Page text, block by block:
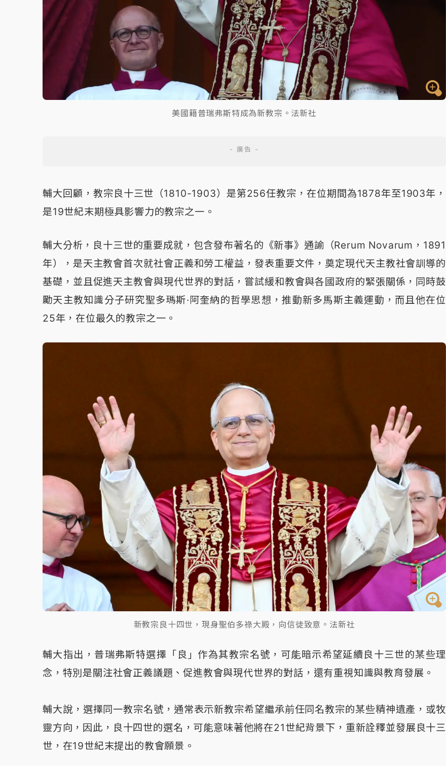
美國籍普瑞弗斯特成為新教宗。法新社
輔大回顧，教宗良十三世（1810-1903）是第256任教宗，在位期間為1878年至1903年，
是19世紀末期極具影響力的教宗之一。
輔大分析，良十三世的重要成就，包含發布著名的《新事》通諭（Rerum Novarum，1891
年），是天主教會首次就社會正義和勞工權益，發表重要文件，奠定現代天主教社會訓導的
基礎，並且促進天主教會與現代世界的對話，嘗試緩和教會與各國政府的緊張關係，同時鼓
勵天主教知識分子研究聖多瑪斯·阿奎納的哲學思想，推動新多馬斯主義運動，而且他在位
25年，在位最久的教宗之一。
新教宗良十四世，現身聖伯多祿大殿，向信徒致意。法新社
輔大指出，普瑞弗斯特選擇「良」作為其教宗名號，可能暗示希望延續良十三世的某些理
念，特別是關注社會正義議題、促進教會與現代世界的對話，還有重視知識與教育發展。
輔大說，選擇同一教宗名號，通常表示新教宗希望繼承前任同名教宗的某些精神遺產，或牧
靈方向，因此，良十四世的選名，可能意味著他將在21世紀背景下，重新詮釋並發展良十三
世，在19世紀末提出的教會願景。